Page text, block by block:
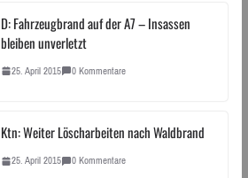
D: Fahrzeugbrand auf der A7 – Insassen
bleiben unverletzt
25. April 2015 0 Kommentare
Ktn: Weiter Löscharbeiten nach Waldbrand
25. April 2015 0 Kommentare